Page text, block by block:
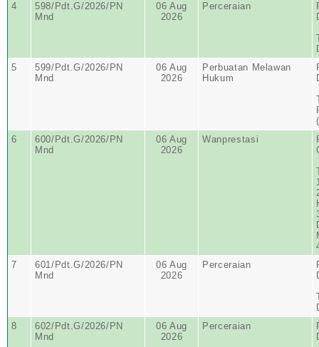
4
598/Pdt.G/2026/PN
Mnd
06 Aug
2026
Perceraian
5
599/Pdt.G/2026/PN
Mnd
06 Aug
2026
Perbuatan Melawan
Hukum
6
600/Pdt.G/2026/PN
Mnd
06 Aug
2026
Wanprestasi
7
601/Pdt.G/2026/PN
Mnd
06 Aug
2026
Perceraian
8
602/Pdt.G/2026/PN
Mnd
06 Aug
2026
Perceraian